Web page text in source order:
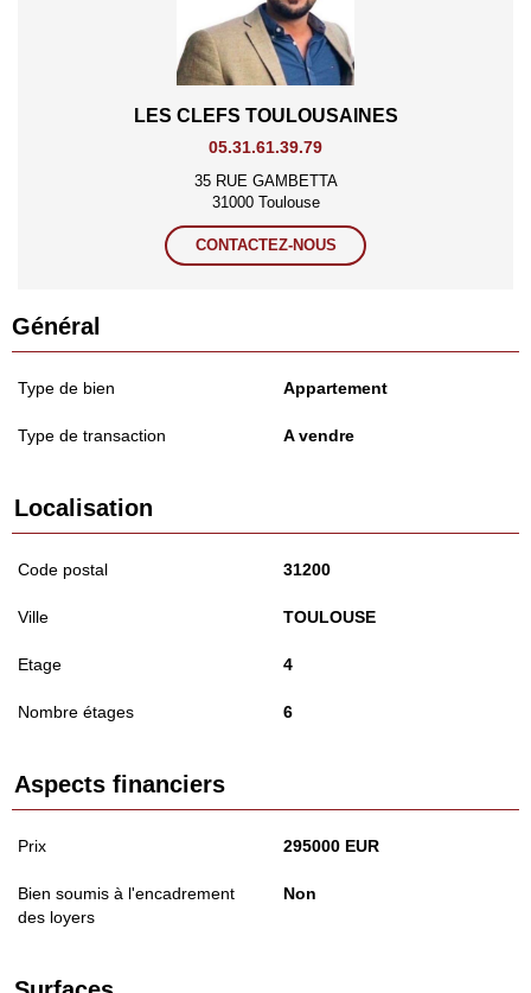
LES CLEFS TOULOUSAINES
05.31.61.39.79
35 RUE GAMBETTA
31000 Toulouse
CONTACTEZ-NOUS
Général
Type de bien Appartement
Type de transaction A vendre
Localisation
Code postal 31200
Ville TOULOUSE
Etage 4
Nombre étages 6
Aspects financiers
Prix 295000 EUR
Bien soumis à l'encadrement
des loyers
Non